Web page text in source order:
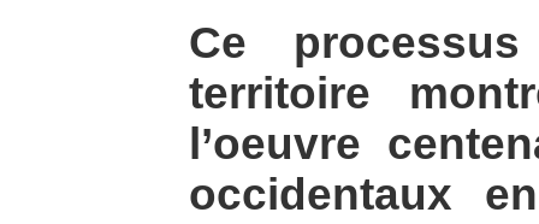
Ce
territoire
l’oeuvre
occidentaux